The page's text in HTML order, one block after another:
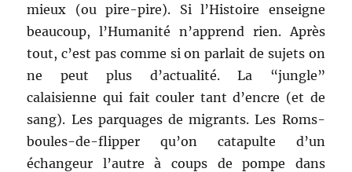
mieux (ou pire-pire). Si l’Histoire enseigne
beaucoup, l’Humanité n’apprend rien. Après
tout, c’est pas comme si on parlait de sujets on
ne peut plus d’actualité. La “jungle”
calaisienne qui fait couler tant d’encre (et de
sang). Les parquages de migrants. Les Roms-
boules-de-flipper qu’on catapulte d’un
échangeur l’autre à coups de pompe dans